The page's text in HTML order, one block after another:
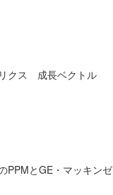
クス 成長ベクトル
とGE・マッキン